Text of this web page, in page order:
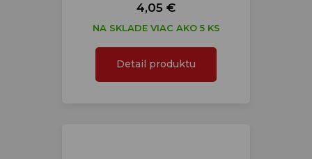
4,05 €
NA SKLADE VIAC AKO 5 KS
Detail produktu